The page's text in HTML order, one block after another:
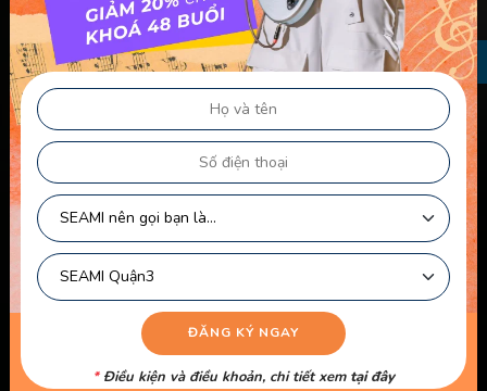
Điều Khoản Dành Cho Học Viên Và Gia Sư – Giảng Viên
Điều khoản Dành cho HLV-Giáo Viên
Chính Sách Sử Dụng Cookie
Chính Sách Bảo Mật
Chính Sách Quyền Riêng Tư
Liên kết nhanh
Chính Sách Bảo Mật Của Trẻ Em
Chính Sách Công Khai Của Giáo Viên
Điều Khoản Logo
Danh Sách Giáo Viên
*Điều kiện và điều khoản, chi tiết xem tại đây